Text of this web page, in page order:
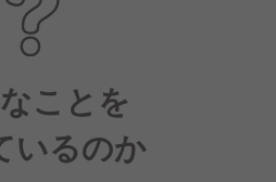
ことを
いるのか